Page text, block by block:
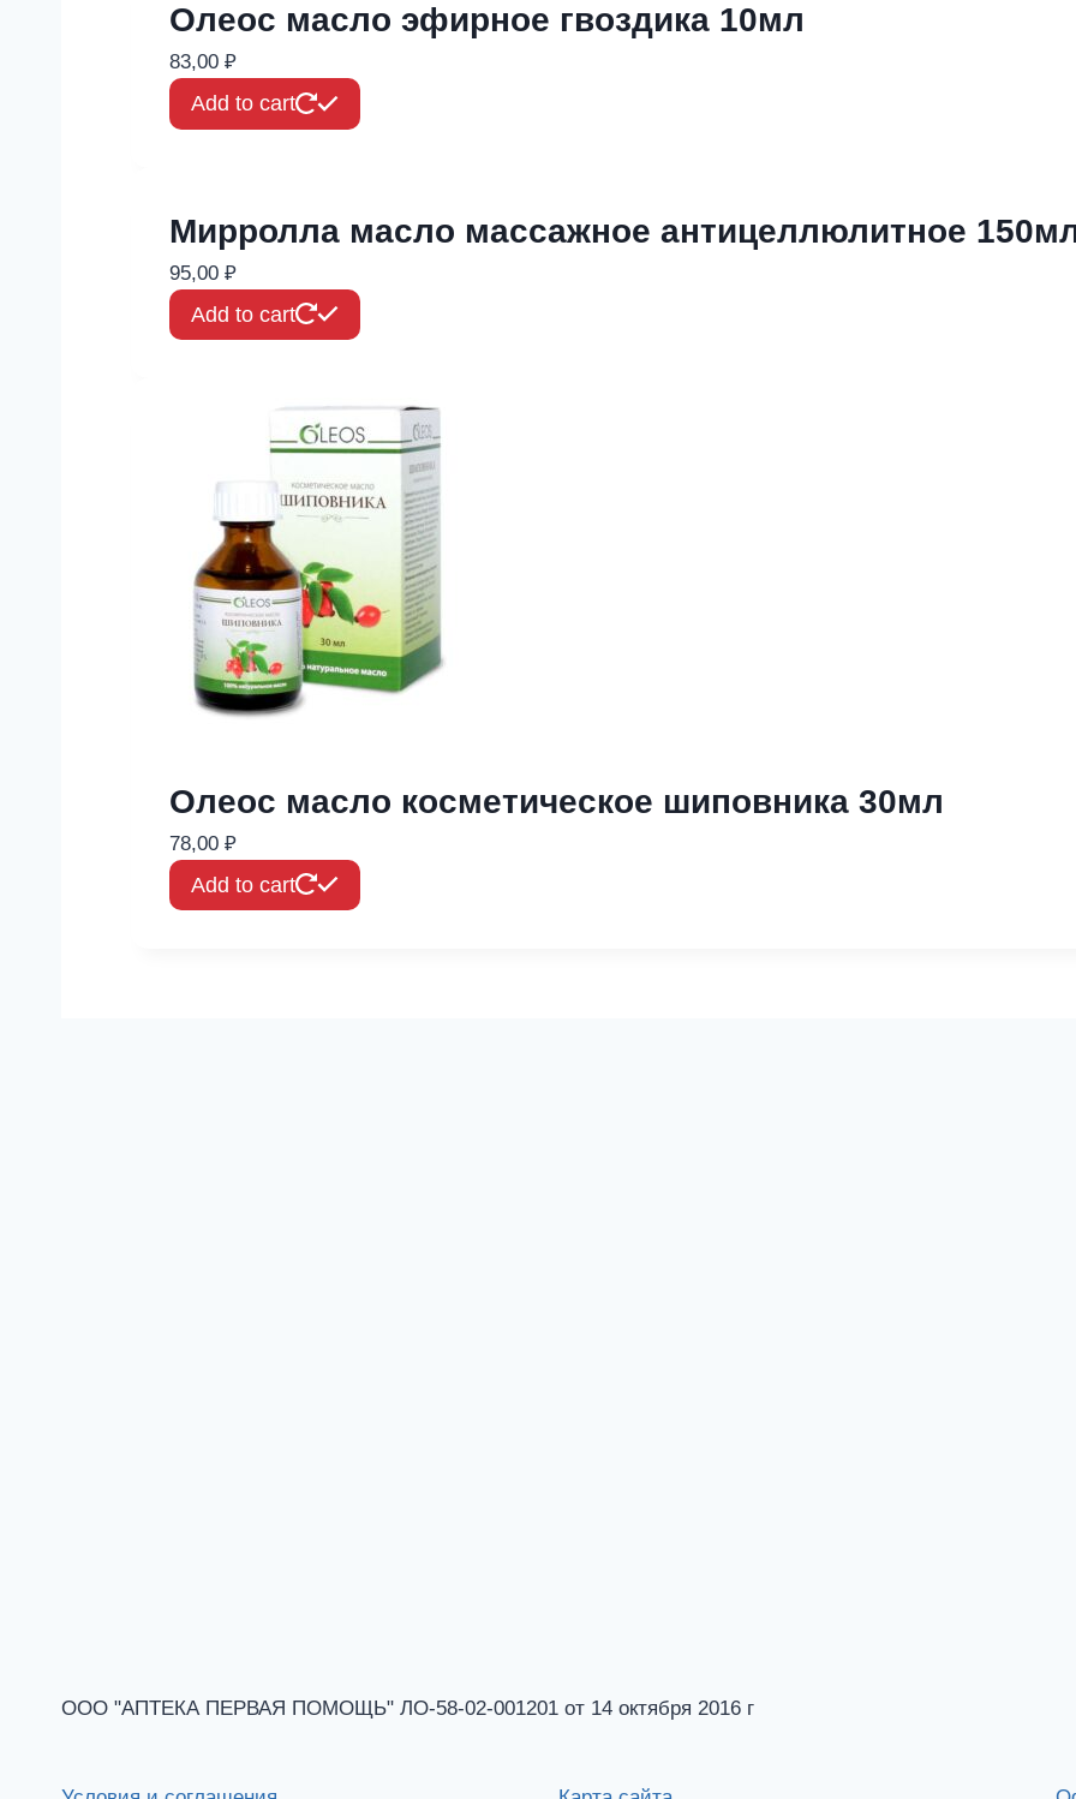
Олеос масло эфирное гвоздика 10мл
83,00 ₽
Add to cart
Мирролла масло массажное антицеллюлитное
95,00 ₽
Add to cart
Олеос масло косметическое шиповника 30мл
78,00 ₽
Add to cart
ООО "АПТЕКА ПЕРВАЯ ПОМОЩЬ" ЛО-58-02-001201 от 14 октября 2016 г